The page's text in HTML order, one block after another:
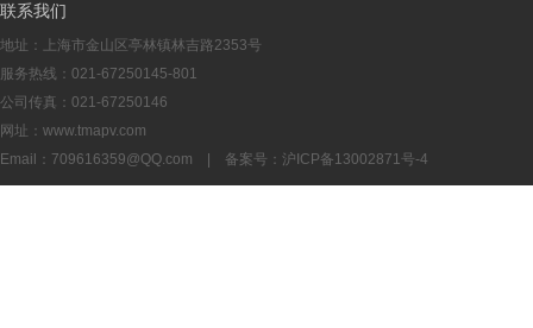
联系我们
地址：上海市金山区亭林镇林吉路2353号
服务热线：021-67250145-801
公司传真：021-67250146
网址：www.tmapv.com
Email： 709616359@QQ.com | 备案号： 沪ICP备13002871号-4